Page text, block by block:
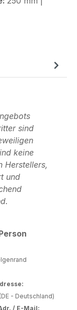
sind
keine
Herstellers,
und
- Deutschland)
/ E-Mail: